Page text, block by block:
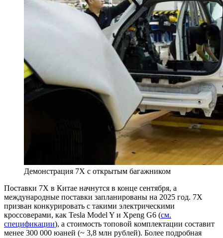
Демонстрация 7X с открытым багажником
Поставки 7X в Китае начнутся в конце сентября, а
международные поставки запланированы на 2025 год. 7X
призван конкурировать с такими электрическими
кроссоверами, как Tesla Model Y и Xpeng G6 (см.
спецификации), а стоимость топовой комплектации составит
менее 300 000 юаней (~ 3,8 млн рублей). Более подробная